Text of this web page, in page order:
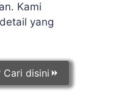
Kami
yang
Cari disini